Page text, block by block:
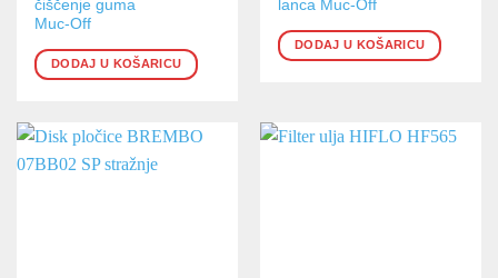
čiščenje guma
Muc-Off
DODAJ U KOŠARICU
lanca Muc-Off
DODAJ U KOŠARICU